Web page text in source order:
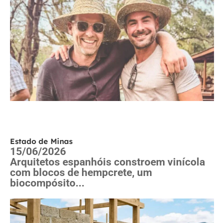
Estado de Minas
15/06/2026
Arquitetos espanhóis constroem vinícola
com blocos de hempcrete, um
biocompósito...